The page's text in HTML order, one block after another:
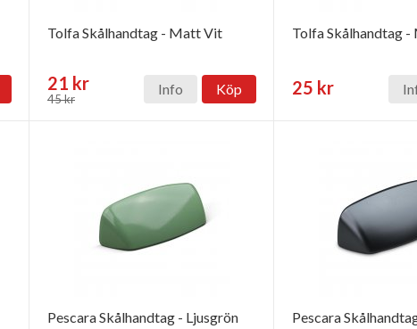
Tolfa Skålhandtag - Matt Vit
21 kr
45 kr
Info Köp
Tolfa Skålhandtag
25 kr
Pescara Skålhandtag - Ljusgrön Pescara